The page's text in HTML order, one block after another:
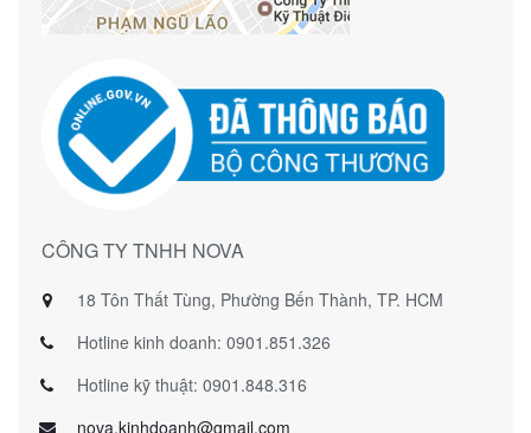
CÔNG TY TNHH NOVA
18 Tôn Thất Tùng, Phường Bến Thành, TP. HCM
Hotline kinh doanh: 0901.851.326
Hotline kỹ thuật: 0901.848.316
nova.kinhdoanh@gmail.com